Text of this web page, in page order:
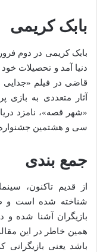
بابک کریمی
دنیا آمد و تحصیلات خود
قاضی در فیلم «جدایی
«شهر قصه»، نامزد
سی و هشتمین
جمع بندی
از قدیم تاکنون،
شناخته شده است و
بازیگران آشنا شده و
همین خاطر در این
باشد یعنی